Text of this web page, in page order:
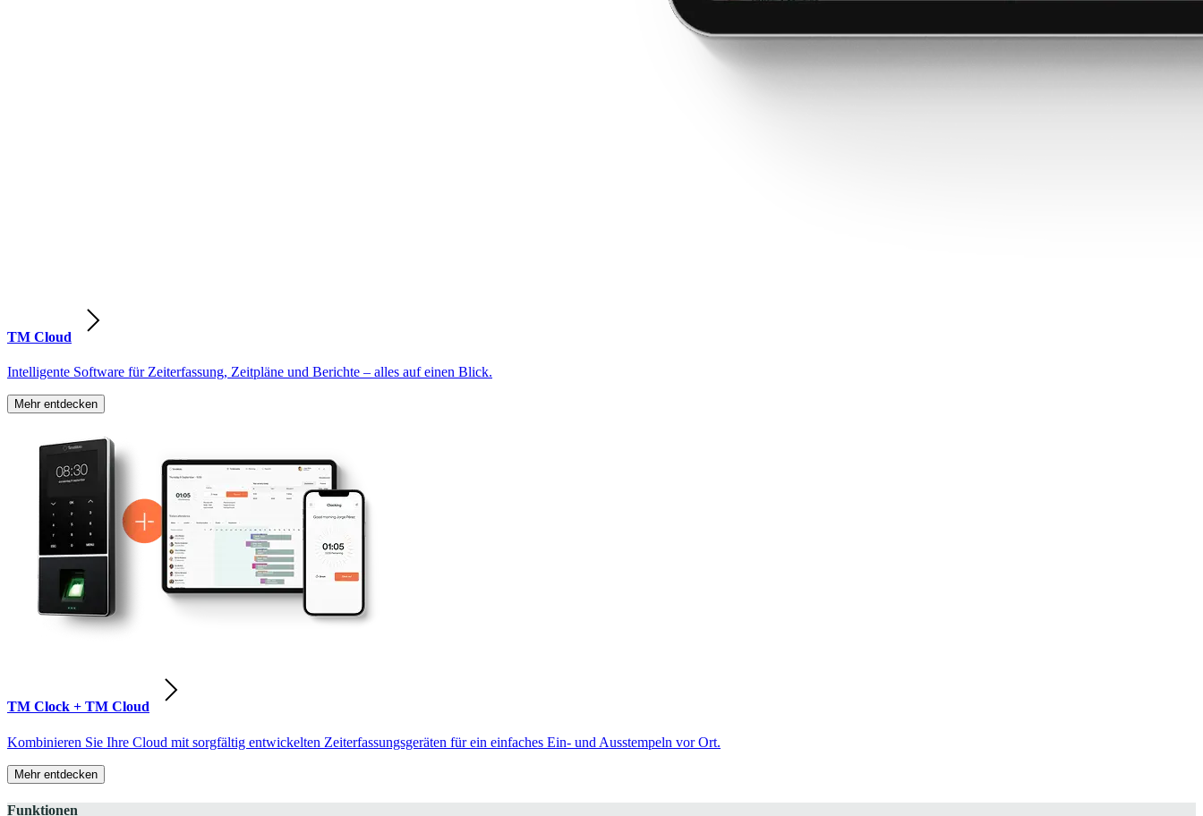
TM Cloud
Intelligente Software für Zeiterfassung, Zeitpläne und Berichte – alles auf einen Blick.
Mehr entdecken
TM Clock + TM Cloud
Kombinieren Sie Ihre Cloud mit sorgfältig entwickelten Zeiterfassungsgeräten für ein einfaches Ein- und Ausstempeln vor Ort.
Mehr entdecken
Funktionen